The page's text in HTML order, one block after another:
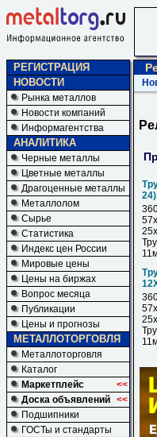
РЕГИСТРАЦИЯ
НОВОСТИ
Рынка металлов
Новости компаний
Информагентства
АНАЛИТИКА
Черные металлы
Цветные металлы
Драгоценные металлы
Металлолом
Сырье
Статистика
Индекс цен России
Мировые цены
Цены на биржах
Вопрос месяца
Публикации
Цены и прогнозы
МЕТАЛЛОТОРГОВЛЯ
Металлоторговля
Каталог
Маркетплейс
<<
Доска объявлений <<
Подшипники
ГОСТы и стандарты